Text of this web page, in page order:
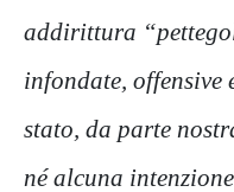
addirittura
infondate, offensive
stato, da parte
né alcuna